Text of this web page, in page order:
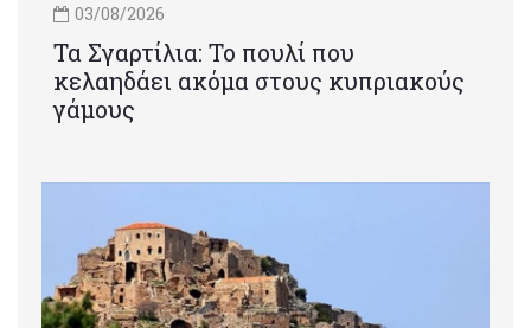
03/08/2026
Τα Σγαρτίλια: Το πουλί που
κελαηδάει ακόμα στους κυπριακούς
γάμους